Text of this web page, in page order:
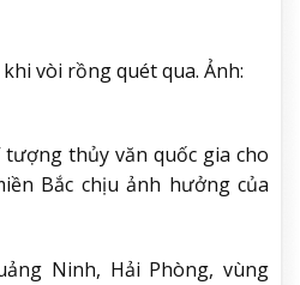
vòi rồng quét qua. Ảnh:
thủy văn quốc gia cho
Bắc chịu ảnh hưởng của
Ninh, Hải Phòng, vùng